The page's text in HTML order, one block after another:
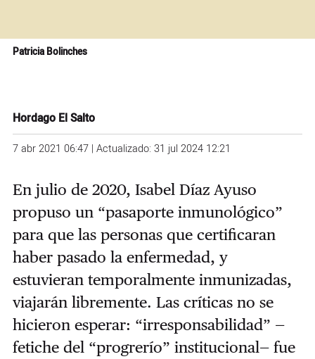
Patricia Bolinches
Hordago El Salto
7 abr 2021 06:47 | Actualizado: 31 jul 2024 12:21
En julio de 2020, Isabel Díaz Ayuso
propuso un “pasaporte inmunológico”
para que las personas que certificaran
haber pasado la enfermedad, y
estuvieran temporalmente inmunizadas,
viajarán libremente. Las críticas no se
hicieron esperar: “irresponsabilidad” —
fetiche del “progrerío” institucional— fue